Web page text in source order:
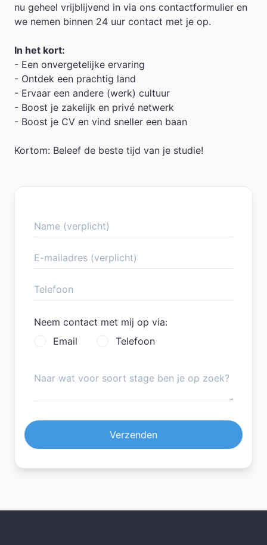
nu geheel vrijblijvend in via ons contactformulier en
we nemen binnen 24 uur contact met je op.
In het kort:
- Een onvergetelijke ervaring
- Ontdek een prachtig land
- Ervaar een andere (werk) cultuur
- Boost je zakelijk en privé netwerk
- Boost je CV en vind sneller een baan
Kortom: Beleef de beste tijd van je studie!
Neem contact met mij op via:
Email
Telefoon
Verzenden